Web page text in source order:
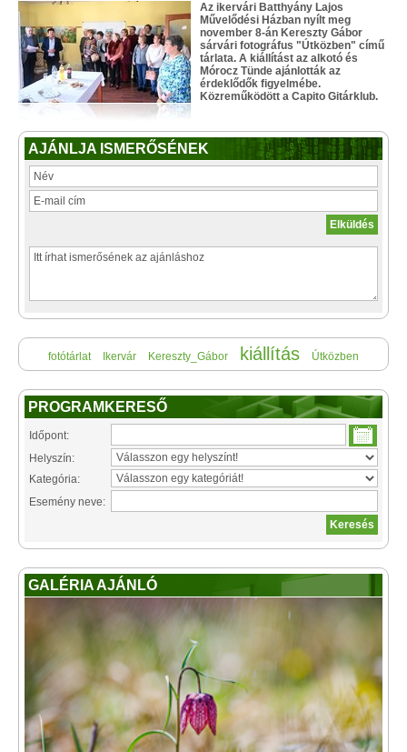
Az ikervári Batthyány Lajos
Művelődési Házban nyílt meg
november 8-án Kereszty Gábor
sárvári fotográfus "Útközben" című
tárlata. A kiállítást az alkotó és
Mórocz Tünde ajánlották az
érdeklődők figyelmébe.
Közreműködött a Capito Gitárklub.
AJÁNLJA ISMERŐSÉNEK
fotótárlat Ikervár Kereszty_Gábor kiállítás Útközben
PROGRAMKERESŐ
Időpont:
Helyszín:
Kategória:
Esemény neve:
GALÉRIA AJÁNLÓ